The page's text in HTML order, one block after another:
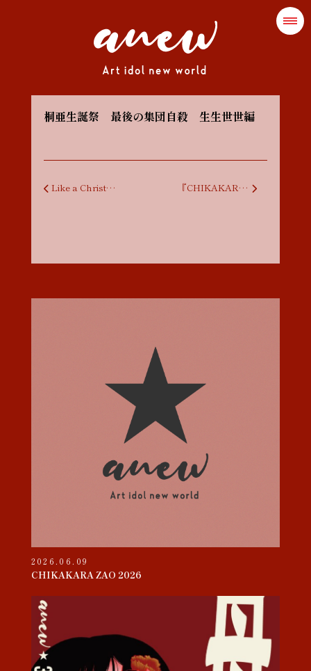
桐亜生誕祭 最後の集団自殺 生生世世編
投稿ナビゲーション
Like a Christmas 2023 『CHIKAKARA 新年会 2024』 〜anew × cana÷biss 2MAN LIVE〜
2026.06.09
CHIKAKARA ZAO 2026